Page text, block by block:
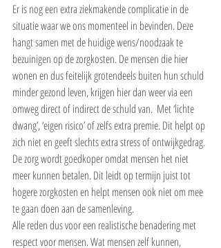
Er is nog een extra ziekmakende complicatie in de
situatie waar we ons momenteel in bevinden. Deze
hangt samen met de huidige wens/noodzaak te
bezuinigen op de zorgkosten. De mensen die hier
wonen en dus feitelijk grotendeels buiten hun schuld
minder gezond leven, krijgen hier dan weer via een
omweg direct of indirect de schuld van.  Met ‘lichte
dwang’, ‘eigen risico’ of zelfs extra premie. Dit helpt op
zich niet en geeft slechts extra stress of ontwijkgedrag.
De zorg wordt goedkoper omdat mensen het niet
meer kunnen betalen. Dit leidt op termijn juist tot
hogere zorgkosten en helpt mensen ook niet om mee
te gaan doen aan de samenleving.
Alle reden dus voor een realistische benadering met
respect voor mensen. Wat mensen zelf kunnen,